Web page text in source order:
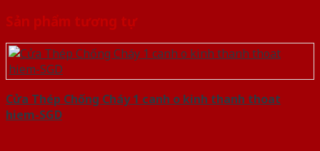
Sản phẩm tương tự
Cửa Thép Chống Cháy 1 canh o kinh thanh thoat
hiem-SGD